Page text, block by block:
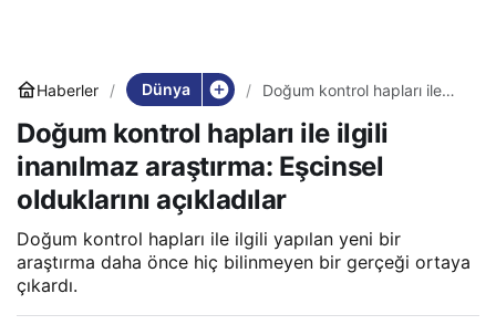
Haberler Dünya
Doğum kontrol hapları ile
Eşcinsel olduklarını
açıkladılar
Doğum kontrol hapları ile ilgili
inanılmaz araştırma: Eşcinsel
olduklarını açıkladılar
Doğum kontrol hapları ile ilgili yapılan yeni bir
araştırma daha önce hiç bilinmeyen bir gerçeği ortaya
çıkardı.